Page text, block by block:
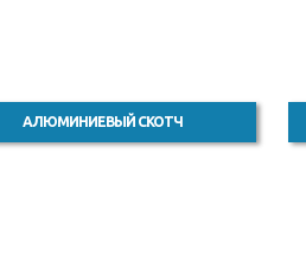
АЛЮМИНИЕВЫЙ СКОТЧ